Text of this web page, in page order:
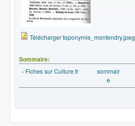
Télécharger toponymie_montendry.jpeg
Sommaire:
‹ Fiches sur Culture.fr
sommair
e